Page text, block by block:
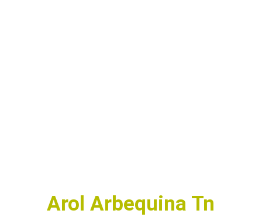
Arol Arbequina Tn